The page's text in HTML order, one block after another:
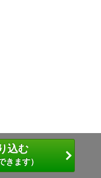
込む
きます）